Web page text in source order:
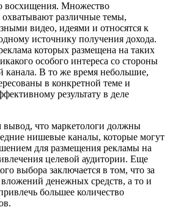
восхищения. Множество
охватывают различные темы,
видео, идеями и относятся к
источнику получения дохода.
которых размещена на таких
особого интереса со стороны
канала. В то же время небольшие,
в конкретной теме и
результату в деле
вывод, что маркетологи должны
нишевые каналы, которые могут
для размещения рекламы на
целевой аудитории. Еще
выбора заключается в том, что за
денежных средств, а то и
большее количество